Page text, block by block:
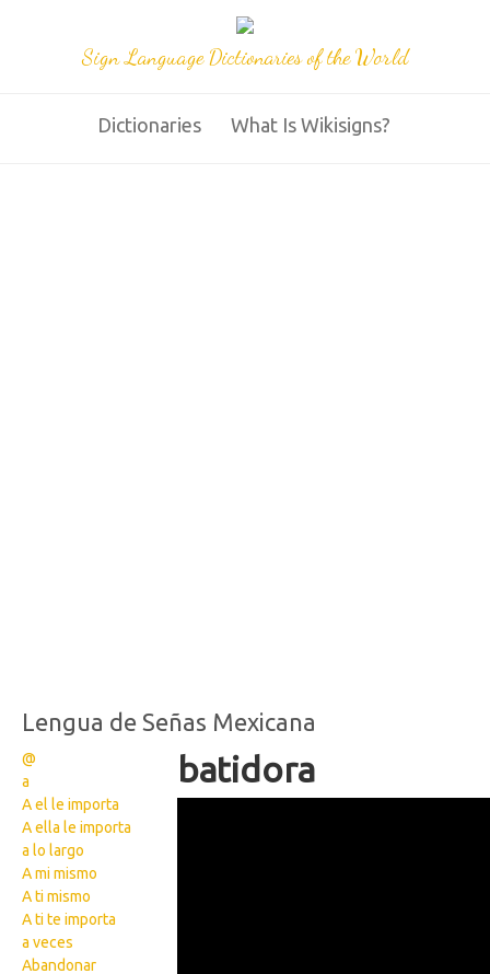
Sign Language Dictionaries of the World
Dictionaries What Is Wikisigns?
Lengua de Señas Mexicana
@
a
A el le importa
A ella le importa
a lo largo
A mi mismo
A ti mismo
A ti te importa
a veces
Abandonar
batidora